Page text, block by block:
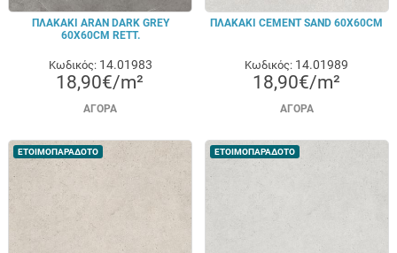
ΠΛΑΚΑΚΙ ARAN DARK GREY
60X60CM RETT.
Κωδικός: 14.01983
18,90€/m²
ΑΓΟΡΆ
ΠΛΑΚΑΚΙ CEMENT SAND 60X60CM
Κωδικός: 14.01989
18,90€/m²
ΑΓΟΡΆ
ΕΤΟΙΜΟΠΑΡΑΔΟΤΟ ΕΤΟΙΜΟΠΑΡΑΔΟΤΟ